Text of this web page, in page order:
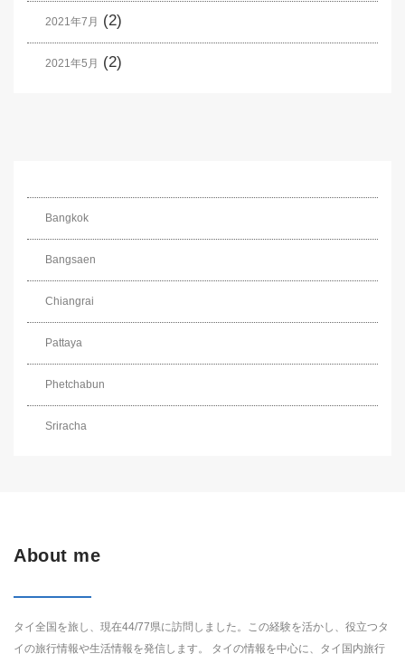
2021年7月 (2)
2021年5月 (2)
Bangkok
Bangsaen
Chiangrai
Pattaya
Phetchabun
Sriracha
About me
タイ全国を旅し、現在44/77県に訪問しました。この経験を活かし、役立つタ
イの旅行情報や生活情報を発信します。 タイの情報を中心に、タイ国内旅行